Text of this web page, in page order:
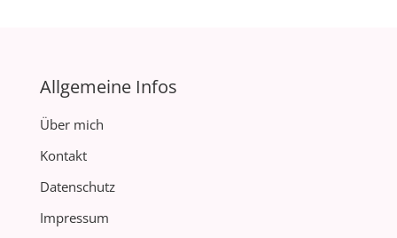
Allgemeine Infos
Über mich
Kontakt
Datenschutz
Impressum